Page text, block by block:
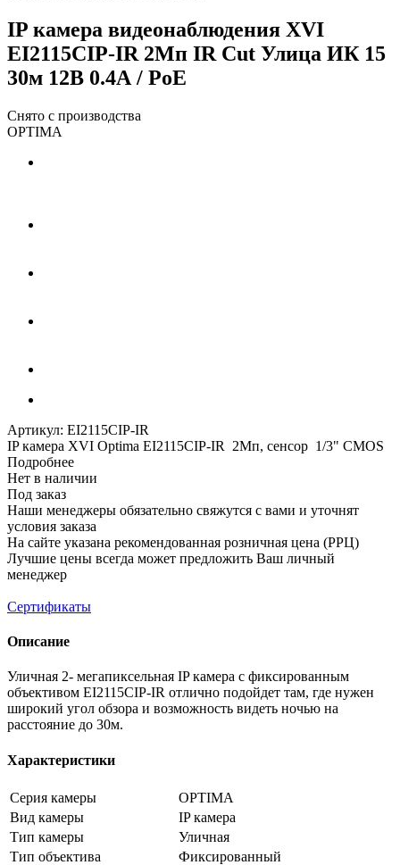
IP камера видеонаблюдения XVI
EI2115CIP-IR 2Мп IR Cut Улица ИК 15
30м 12В 0.4А / PoE
Снято с производства
OPTIMA
Артикул: EI2115CIP-IR
IP камера XVI Optima EI2115CIP-IR 2Мп, сенсор 1/3" CMOS
Подробнее
Нет в наличии
Под заказ
Наши менеджеры обязательно свяжутся с вами и уточнят
условия заказа
На сайте указана рекомендованная розничная цена (РРЦ)
Лучшие цены всегда может предложить Ваш личный
менеджер
Сертификаты
Описание
Уличная 2- мегапиксельная IP камера с фиксированным
объективом EI2115CIP-IR отлично подойдет там, где нужен
широкий угол обзора и возможность видеть ночью на
расстояние до 30м.
Характеристики
Серия камеры
OPTIMA
Вид камеры
IP камера
Тип камеры
Уличная
Тип объектива
Фиксированный